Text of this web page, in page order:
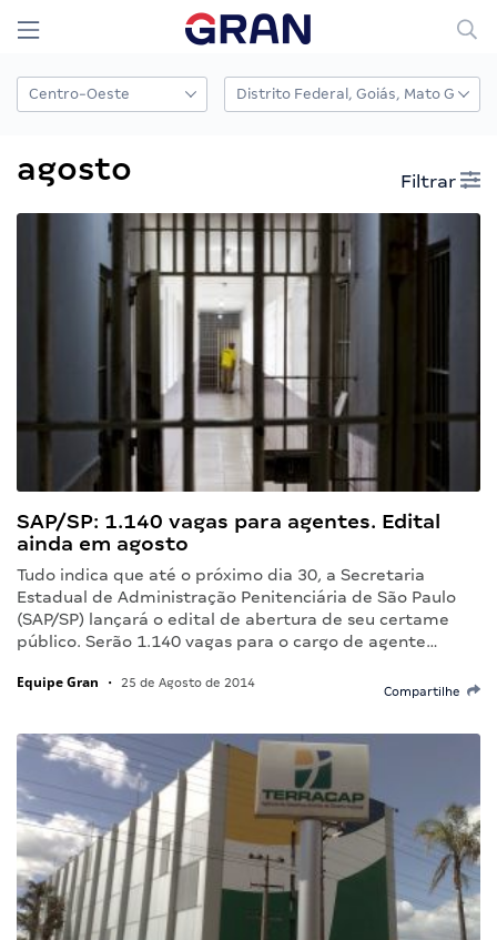
agosto Filtrar
SAP/SP: 1.140 vagas para agentes. Edital
ainda em agosto
Tudo indica que até o próximo dia 30, a Secretaria
Estadual de Administração Penitenciária de São Paulo
(SAP/SP) lançará o edital de abertura de seu certame
público. Serão 1.140 vagas para o cargo de agente…
Equipe Gran • 25 de Agosto de 2014
Compartilhe